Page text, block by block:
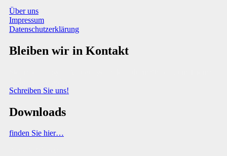
Über uns
Impressum
Datenschutzerklärung
Bleiben wir in Kontakt
Schreiben Sie uns!
Downloads
finden Sie hier…